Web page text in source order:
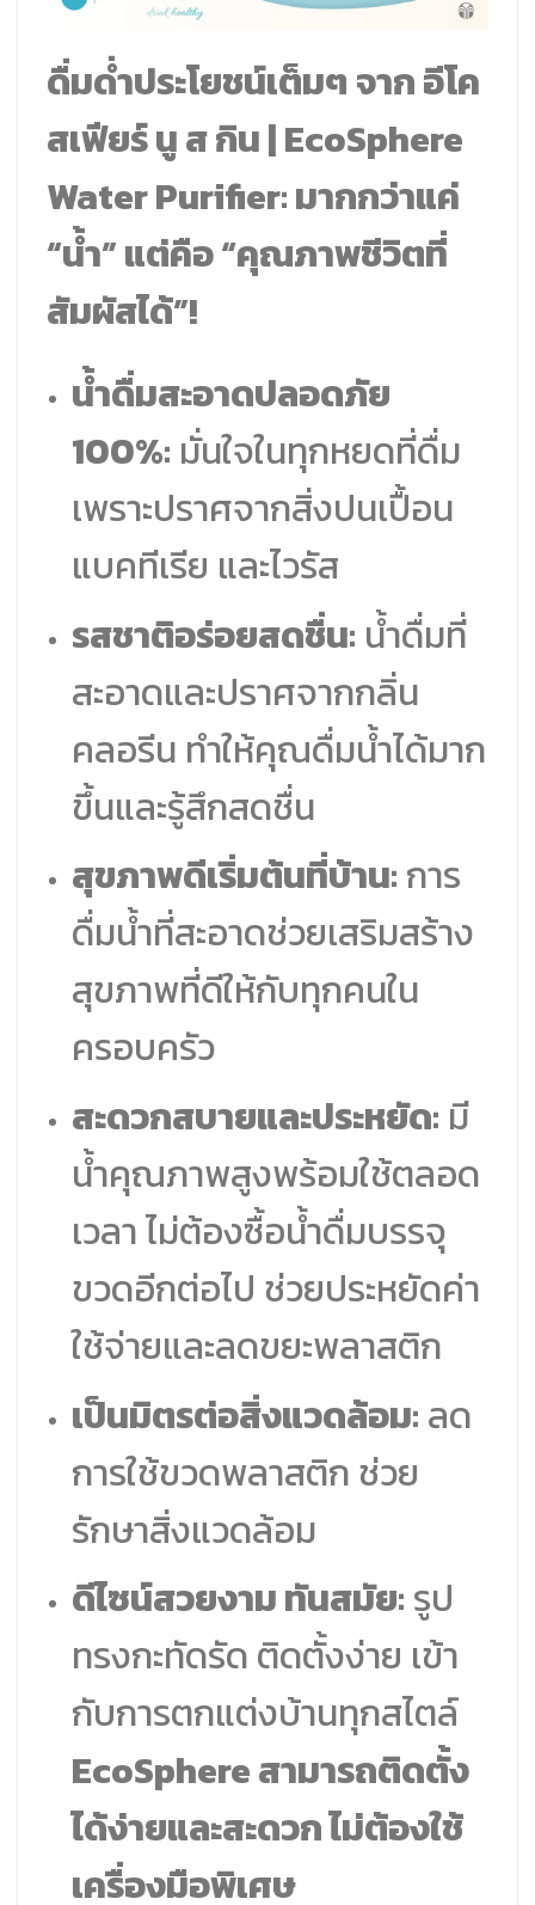
ดื่มด่ำประโยชน์เต็มๆ จาก อีโค
สเฟียร์ นู ส กิน | EcoSphere
Water Purifier: มากกว่าแค่
“น้ำ” แต่คือ “คุณภาพชีวิตที่
สัมผัสได้”!
น้ำดื่มสะอาดปลอดภัย
100%: มั่นใจในทุกหยดที่ดื่ม
เพราะปราศจากสิ่งปนเปื้อน
แบคทีเรีย และไวรัส
รสชาติอร่อยสดชื่น: น้ำดื่มที่
สะอาดและปราศจากกลิ่น
คลอรีน ทำให้คุณดื่มน้ำได้มาก
ขึ้นและรู้สึกสดชื่น
สุขภาพดีเริ่มต้นที่บ้าน: การ
ดื่มน้ำที่สะอาดช่วยเสริมสร้าง
สุขภาพที่ดีให้กับทุกคนใน
ครอบครัว
สะดวกสบายและประหยัด: มี
น้ำคุณภาพสูงพร้อมใช้ตลอด
เวลา ไม่ต้องซื้อน้ำดื่มบรรจุ
ขวดอีกต่อไป ช่วยประหยัดค่า
ใช้จ่ายและลดขยะพลาสติก
เป็นมิตรต่อสิ่งแวดล้อม: ลด
การใช้ขวดพลาสติก ช่วย
รักษาสิ่งแวดล้อม
ดีไซน์สวยงาม ทันสมัย: รูป
ทรงกะทัดรัด ติดตั้งง่าย เข้า
กับการตกแต่งบ้านทุกสไตล์
EcoSphere สามารถติดตั้ง
ได้ง่ายและสะดวก ไม่ต้องใช้
เครื่องมือพิเศษ